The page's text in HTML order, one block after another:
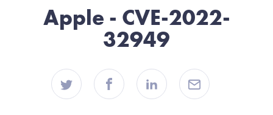
Apple - CVE-2022-
32949